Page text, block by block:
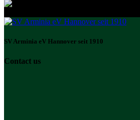
SV Arminia eV Hannover seit 1910
Contact us